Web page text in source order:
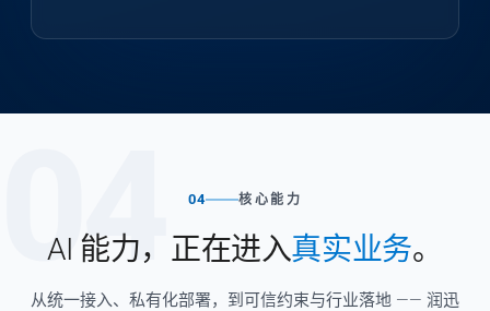
04 04 核心能力
AI 能力，正在进入真实业务。
从统一接入、私有化部署，到可信约束与行业落地 —— 润迅